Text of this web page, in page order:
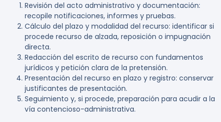
Revisión del acto administrativo y documentación:
recopile notificaciones, informes y pruebas.
Cálculo del plazo y modalidad del recurso: identificar si
procede recurso de alzada, reposición o impugnación
directa.
Redacción del escrito de recurso con fundamentos
jurídicos y petición clara de la pretensión.
Presentación del recurso en plazo y registro: conservar
justificantes de presentación.
Seguimiento y, si procede, preparación para acudir a la
vía contencioso-administrativa.